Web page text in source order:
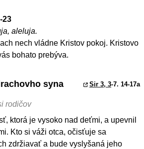
23
aleluja.
nech vládne Kristov pokoj. Kristovo
bohato prebýva.
syna Sir 3, 3-7. 14-17a
rodičov
ktorá je vysoko nad deťmi, a upevnil
Kto si váži otca, očisťuje sa
zdržiavať a bude vyslyšaná jeho